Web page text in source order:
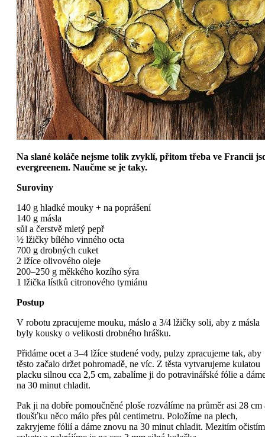
Na slané koláče nejsme tolik zvyklí, přitom třeba ve Francii
evergreenem. Naučme se je taky.
Suroviny
140 g hladké mouky + na poprášení
140 g másla
sůl a čerstvě mletý pepř
½ lžičky bílého vinného octa
700 g drobných cuket
2 lžíce olivového oleje
200–250 g měkkého kozího sýra
1 lžička lístků citronového tymiánu
Postup
V robotu zpracujeme mouku, máslo a 3/4 lžičky soli, aby z másla
byly kousky o velikosti drobného hrášku.
Přidáme ocet a 3–4 lžíce studené vody, pulzy zpracujeme tak, aby
těsto začalo držet pohromadě, ne víc. Z těsta vytvarujeme kulatou
placku silnou cca 2,5 cm, zabalíme ji do potravinářské fólie a
na 30 minut chladit.
Pak ji na dobře pomoučněné ploše rozválíme na průměr asi 28 cm
tloušťku něco málo přes půl centimetru. Položíme na plech,
zakryjeme fólií a dáme znovu na 30 minut chladit. Mezitím